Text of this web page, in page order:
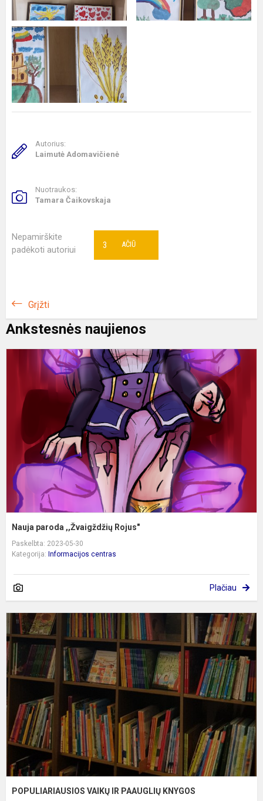
Autorius:
Laimutė Adomavičienė
Nuotraukos:
Tamara Čaikovskaja
Nepamirškite
padėkoti autoriui
AČIŪ
3
Grįžti
Ankstesnės naujienos
Nauja paroda ,,Žvaigždžių Rojus"
Paskelbta: 2023-05-30
Kategorija: Informacijos centras
Plačiau
POPULIARIAUSIOS VAIKŲ IR PAAUGLIŲ KNYGOS